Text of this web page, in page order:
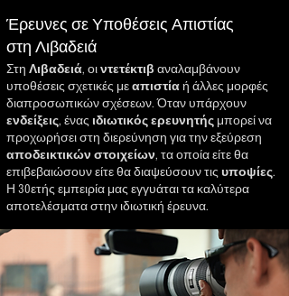
Έρευνες σε Υποθέσεις Απιστίας
στη Λιβαδειά
Στη Λιβαδειά, οιντετέκτιβ αναλαμβάνουν
υποθέσεις σχετικές μεαπιστίαή άλλες μορφές
διαπροσωπικών σχέσεων. Όταν υπάρχουν
ενδείξεις, ένας ιδιωτικός ερευνητής μπορεί να
προχωρήσει στη διερεύνηση για την εξεύρεση
αποδεικτικώνστοιχείων, τα οποία είτε θα
επιβεβαιώσουν είτε θα διαψεύσουν τις υποψίες.
Η 30ετής εμπειρία μας εγγυάται τα καλύτερα
αποτελέσματα στην ιδιωτική έρευνα.